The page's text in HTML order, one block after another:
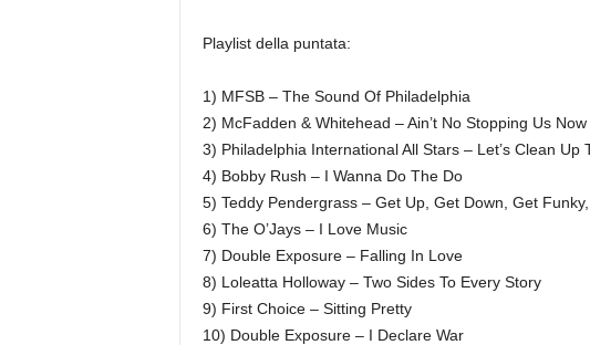
Playlist della puntata:
1) MFSB – The Sound Of Philadelphia
2) McFadden & Whitehead – Ain’t No Stopping Us Now
3) Philadelphia International All Stars – Let’s Clean Up
4) Bobby Rush – I Wanna Do The Do
5) Teddy Pendergrass – Get Up, Get Down, Get
6) The O’Jays – I Love Music
7) Double Exposure – Falling In Love
8) Loleatta Holloway – Two Sides To Every Story
9) First Choice – Sitting Pretty
10) Double Exposure – I Declare War